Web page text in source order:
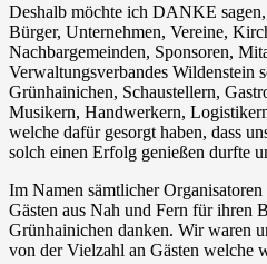
Deshalb möchte ich DANKE
Bürger, Unternehmen, Vereine,
Nachbargemeinden, Sponsoren,
Verwaltungsverbandes Wildenstein
Grünhainichen, Schaustellern,
Musikern, Handwerkern,
welche dafür gesorgt haben, dass
solch einen Erfolg genießen durfte
Im Namen sämtlicher
Gästen aus Nah und Fern für ihren
Grünhainichen danken. Wir waren
von der Vielzahl an Gästen welche